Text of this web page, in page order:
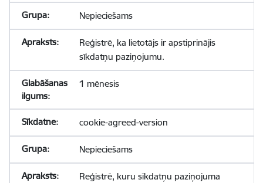
Nepieciešams
Reģistrē, ka lietotājs ir apstiprinājis
sīkdatņu paziņojumu.
1 mēnesis
cookie-agreed-version
Nepieciešams
Reģistrē, kuru sīkdatņu paziņojuma